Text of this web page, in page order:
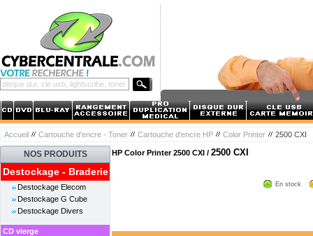
Accueil Cartouche d'encre - Toner Cartouche d'encre HP Color Printer 2500 CXI
NOS PRODUITS
Destockage - Braderie
Destockage Elecom
Destockage G Cube
Destockage Divers
CD vierge
HP Color Printer 2500 CXI / 2500 CXI
En stock